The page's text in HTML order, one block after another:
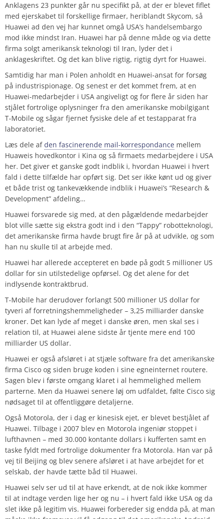
Anklagens 23 punkter går nu specifikt på, at der er blevet fiflet
med ejerskabet til forskellige firmaer, heriblandt Skycom, så
Huawei ad den vej har kunnet omgå USA’s handelsembargo
mod ikke mindst Iran. Huawei har på denne måde og via dette
firma solgt amerikansk teknologi til Iran, lyder det i
anklageskriftet. Og det kan blive rigtig, rigtig dyrt for Huawei.
Samtidig har man i Polen anholdt en Huawei-ansat for forsøg
på industrispionage. Og senest er det kommet frem, at en
Huawei-medarbejder i USA angiveligt og for flere år siden har
stjålet fortrolige oplysninger fra den amerikanske mobilgigant
T-Mobile og sågar fjernet fysiske dele af et testapparat fra
laboratoriet.
Læs dele afden fascinerende mail-korrespondance mellem
Huaweis hovedkontor i Kina og så firmaets medarbejdere i USA
her. Det giver et ganske godt indblik i, hvordan Huawei i hvert
fald i dette tilfælde har opført sig. Det ser ikke kønt ud og giver
et både trist og tankevækkende indblik i Huawei’s “Research &
Development” afdeling…
Huawei forsvarede sig med, at den pågældende medarbejder
blot ville sætte sig ekstra godt ind i den “Tappy” robotteknologi,
det amerikanske firma havde brugt fire år på at udvikle, og som
han nu skulle til at arbejde med.
Huawei har allerede accepteret en bøde på godt 5 millioner US
dollar for sin utilstedelige opførsel. Og det alene for det
indlysende kontraktbrud.
T-Mobile har derudover forlangt 500 millioner US dollar for
tyveri af forretningshemmeligheder – 3,25 milliarder danske
kroner. Det kan lyde af meget i danske øren, men skal ses i
relation til, at Huawei alene sidste år tjente mere end 100
milliarder US dollar.
Huawei er også afsløret i at stjæle software fra det amerikanske
firma Cisco og siden bruge koden i sine egneinternet routere.
Sagen blev i første omgang klaret i al hemmelighed mellem
parterne. Men da Huawei senere løj om udfaldet, følte Cisco sig
nødsaget til at offentliggøre detaljerne.
Også Motorola, der i dag er kinesisk ejet, er blevet bestjålet af
Huawei. Tilbage i 2007 blev en Motorola ingeniør stoppet i
lufthavnen – med 30.000 kontante dollars i kufferten samt en
taske fyldt med fortrolige dokumenter fra Motorola. Han var på
vej til Beijing og blev senere afsløret i at have arbejdet for et
selskab, der havde tætte båd til Huawei.
Huawei selv ser ud til at have erkendt, at de nok ikke kommer
til at indtage verden lige her og nu – i hvert fald ikke USA og da
slet ikke på legitim vis. Huawei forbereder sig endda på, at man